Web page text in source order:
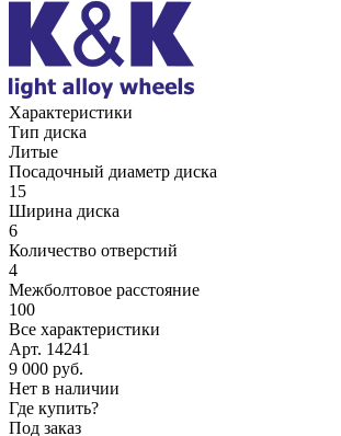
Характеристики
Тип диска
Литые
Посадочный диаметр диска
15
Ширина диска
6
Количество отверстий
4
Межболтовое расстояние
100
Все характеристики
Арт. 14241
9 000 руб.
Нет в наличии
Где купить?
Под заказ